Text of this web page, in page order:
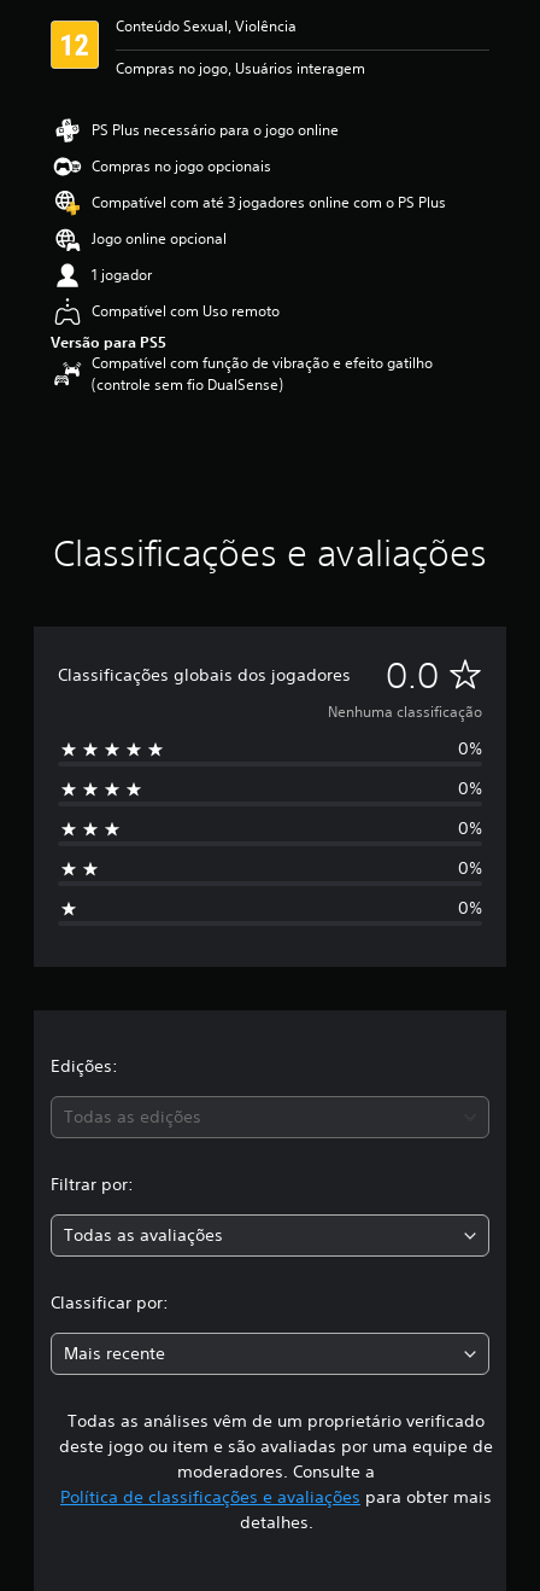
s
f
a
ç
o
Conteúdo Sexual, Violência
Compras no jogo, Usuários interagem
PS Plus necessário para o jogo online
Compras no jogo opcionais
Compatível com até 3 jogadores online com o PS Plus
Jogo online opcional
1 jogador
Compatível com Uso remoto
Versão para PS5
Compatível com função de vibração e efeito gatilho
(controle sem fio DualSense)
Classificações e avaliações
Classificações globais dos jogadores 0.0 N
e
n
h
m
i
f
c
a
ç
Nenhuma classificação
0%
0%
0%
0%
0%
Edições:
Todas as edições
Filtrar por:
Todas as avaliações
Classificar por:
Mais recente
Todas as análises vêm de um proprietário verificado
deste jogo ou item e são avaliadas por uma equipe de
moderadores. Consulte a
Política de classificações e avaliações para obter mais
detalhes.